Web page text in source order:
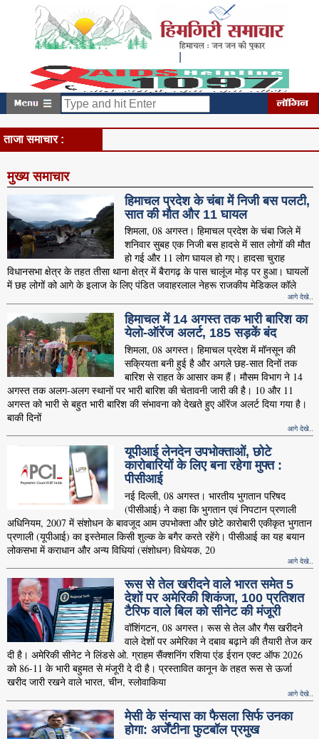
ताजा समाचार :
मुख्य समाचार
हिमाचल प्रदेश के चंबा में निजी बस पलटी,
सात की मौत और 11 घायल
शिमला, 08 अगस्त। हिमाचल प्रदेश के चंबा जिले में
शनिवार सुबह एक निजी बस हादसे में सात लोगों की मौत
हो गई और 11 लोग घायल हो गए। हादसा चुराह
विधानसभा क्षेत्र के तहत तीसा थाना क्षेत्र में बैरागढ़ के पास चालूंज मोड़ पर हुआ। घायलों
में छह लोगों को आगे के इलाज के लिए पंडित जवाहरलाल नेहरू राजकीय मेडिकल कॉले
आगे देखे..
हिमाचल में 14 अगस्त तक भारी बारिश का
येलो-ऑरेंज अलर्ट, 185 सड़कें बंद
शिमला, 08 अगस्त। हिमाचल प्रदेश में मॉनसून की
सक्रियता बनी हुई है और अगले छह-सात दिनों तक
बारिश से राहत के आसार कम हैं। मौसम विभाग ने 14
अगस्त तक अलग-अलग स्थानों पर भारी बारिश की चेतावनी जारी की है। 10 और 11
अगस्त को भारी से बहुत भारी बारिश की संभावना को देखते हुए ऑरेंज अलर्ट दिया गया है।
बाकी दिनों
आगे देखे..
यूपीआई लेनदेन उपभोक्ताओं, छोटे
कारोबारियों के लिए बना रहेगा मुफ्त :
पीसीआई
नई दिल्ली, 08 अगस्त। भारतीय भुगतान परिषद
(पीसीआई) ने कहा कि भुगतान एवं निपटान प्रणाली
अधिनियम, 2007 में संशोधन के बावजूद आम उपभोक्ता और छोटे कारोबारी एकीकृत भुगतान
प्रणाली (यूपीआई) का इस्तेमाल किसी शुल्क के बगैर करते रहेंगे। पीसीआई का यह बयान
लोकसभा में कराधान और अन्य विधियां (संशोधन) विधेयक, 20
आगे देखे..
रूस से तेल खरीदने वाले भारत समेत 5
देशाें पर अमेरिकी शिकंजा, 100 प्रतिशत
टैरिफ वाले बिल को सीनेट की मंजूरी
वॉशिंगटन, 08 अगस्त। रूस से तेल और गैस खरीदने
वाले देशों पर अमेरिका ने दबाव बढ़ाने की तैयारी तेज कर
दी है। अमेरिकी सीनेट ने लिंडसे ओ. ग्राहम सैंक्शनिंग रशिया एंड ईरान एक्ट ऑफ 2026
को 86-11 के भारी बहुमत से मंजूरी दे दी है। प्रस्तावित कानून के तहत रूस से ऊर्जा
खरीद जारी रखने वाले भारत, चीन, स्लोवाकिया
आगे देखे..
मेसी के संन्यास का फैसला सिर्फ उनका
होगा: अर्जेंटीना फुटबॉल प्रमुख